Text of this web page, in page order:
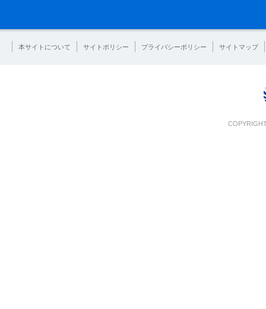
本サイトについて サイトポリシー プライバシーポリシー サイトマップ